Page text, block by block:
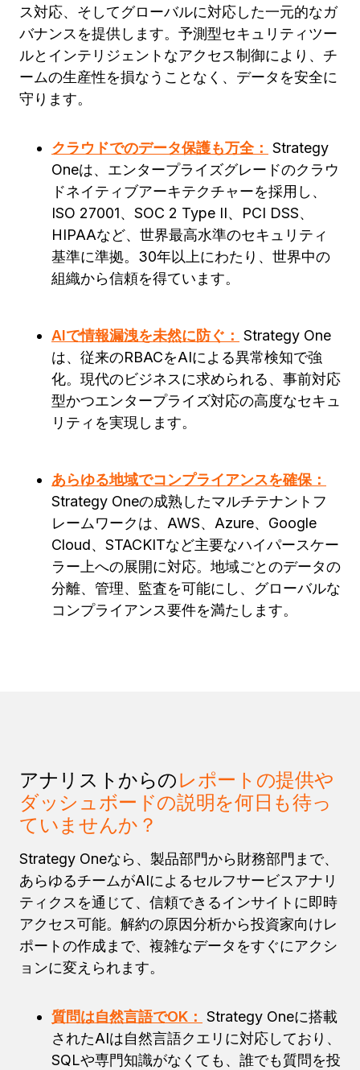
ス対応、そしてグローバルに対応した一元的なガ
バナンスを提供します。予測型セキュリティツー
ルとインテリジェントなアクセス制御により、チ
ームの生産性を損なうことなく、データを安全に
守ります。
クラウドでのデータ保護も万全： Strategy
Oneは、エンタープライズグレードのクラウ
ドネイティブアーキテクチャーを採用し、
ISO 27001、SOC 2 Type II、PCI DSS、
HIPAAなど、世界最高水準のセキュリティ
基準に準拠。30年以上にわたり、世界中の
組織から信頼を得ています。
AIで情報漏洩を未然に防ぐ： Strategy One
は、従来のRBACをAIによる異常検知で強
化。現代のビジネスに求められる、事前対応
型かつエンタープライズ対応の高度なセキュ
リティを実現します。
あらゆる地域でコンプライアンスを確保：
Strategy Oneの成熟したマルチテナントフ
レームワークは、AWS、Azure、Google
Cloud、STACKITなど主要なハイパースケー
ラー上への展開に対応。地域ごとのデータの
分離、管理、監査を可能にし、グローバルな
コンプライアンス要件を満たします。
アナリストからのレポートの提供や
ダッシュボードの説明を何日も待っ
ていませんか？
Strategy Oneなら、製品部門から財務部門まで、
あらゆるチームがAIによるセルフサービスアナリ
ティクスを通じて、信頼できるインサイトに即時
アクセス可能。解約の原因分析から投資家向けレ
ポートの作成まで、複雑なデータをすぐにアクシ
ョンに変えられます。
質問は自然言語でOK： Strategy Oneに搭載
されたAIは自然言語クエリに対応しており、
SQLや専門知識がなくても、誰でも質問を投